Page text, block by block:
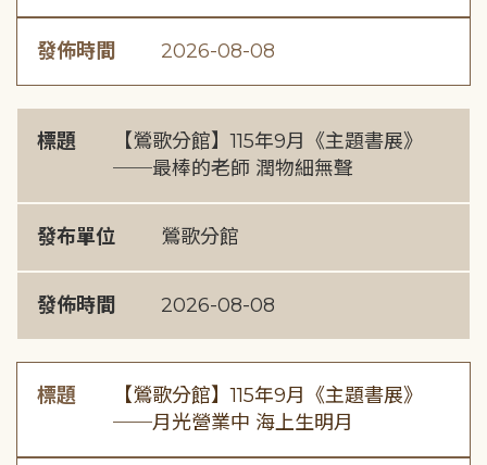
發佈時間 2026-08-08
標題
【鶯歌分館】115年9月《主題書展》
──最棒的老師 潤物細無聲
發布單位 鶯歌分館
發佈時間 2026-08-08
標題
【鶯歌分館】115年9月《主題書展》
──月光營業中 海上生明月